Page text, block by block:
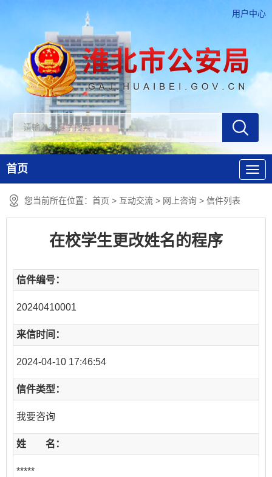
用户中心
首页
您当前所在位置： 首页 > 互动交流 > 网上咨询 > 信件列表
在校学生更改姓名的程序
信件编号：
20240410001
来信时间：
2024-04-10 17:46:54
信件类型：
我要咨询
姓 名：
*****